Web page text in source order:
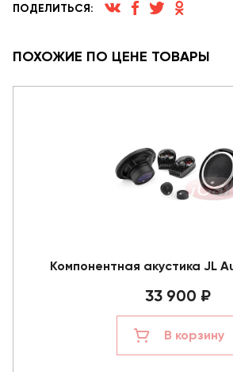
ПОДЕЛИТЬСЯ:
ПОХОЖИЕ ПО ЦЕНЕ ТОВАРЫ
Компонентная акустика JL
33 900 ₽
В корзину